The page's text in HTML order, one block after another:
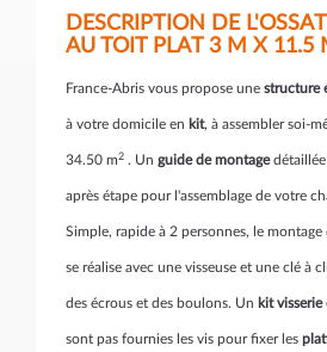
DESCRIPTION DE
AU TOIT PLAT 3 M X 11.5
France-Abris vous propose une structure
à votre domicile en kit, à assembler soi-
34.50 m2 . Un guide de montagedétaillée
après étape pour l'assemblage de votre
Simple, rapide à 2 personnes, le montage
se réalise avec une visseuse et une clé à
des écrous et des boulons. Un kit visserie
sont pas fournies les vis pour fixer les